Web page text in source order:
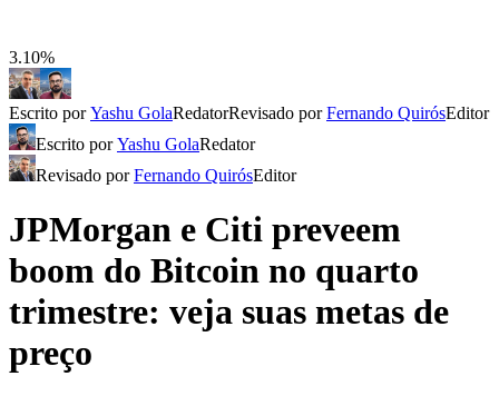
3.10%
Escrito porYashu GolaRedatorRevisado porFernando QuirósEditor
Escrito porYashu GolaRedator
Revisado porFernando QuirósEditor
JPMorgan e Citi preveem
boom do Bitcoin no quarto
trimestre: veja suas metas de
preço